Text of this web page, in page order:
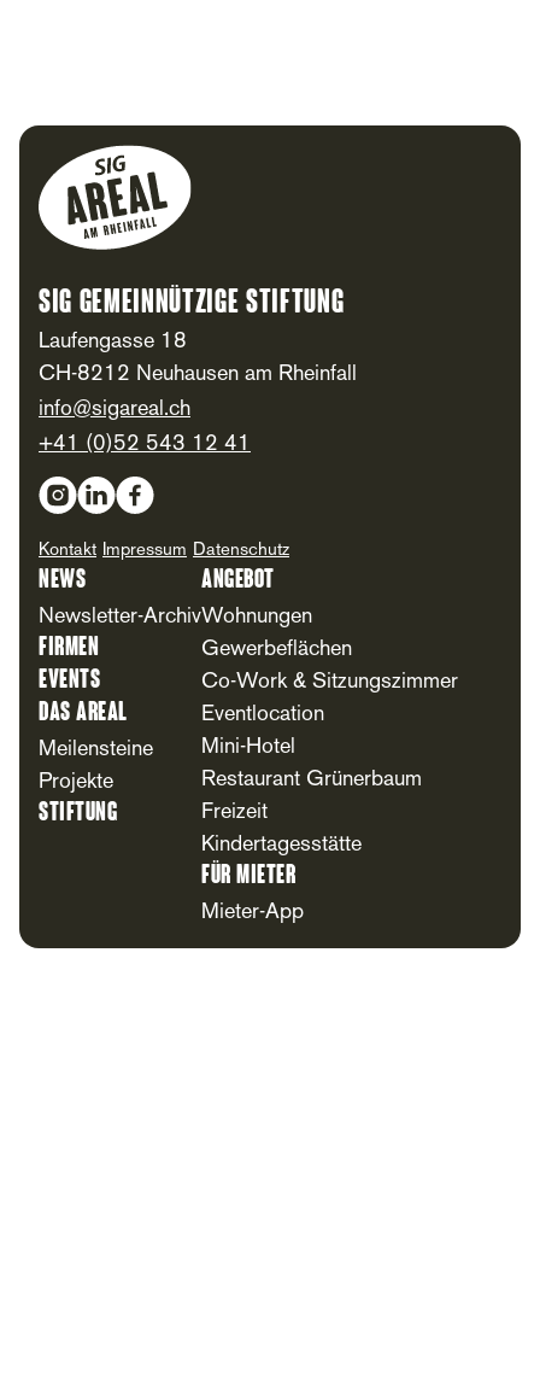
SIG Gemeinnützige Stiftung
Laufengasse 18
CH-8212 Neuhausen am Rheinfall
info@sigareal.ch
+41 (0)52 543 12 41
Social Media
Kontakt Impressum Datenschutz
News
Newsletter-Archiv
Firmen
Events
Das Areal
Meilensteine
Projekte
Stiftung
Angebot
Wohnungen
Gewerbeflächen
Co-Work & Sitzungszimmer
Eventlocation
Mini-Hotel
Restaurant Grünerbaum
Freizeit
Kindertagesstätte
Für Mieter
Mieter-App